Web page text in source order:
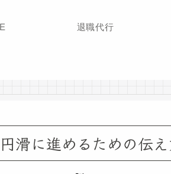
退職代行
滑に進めるための伝